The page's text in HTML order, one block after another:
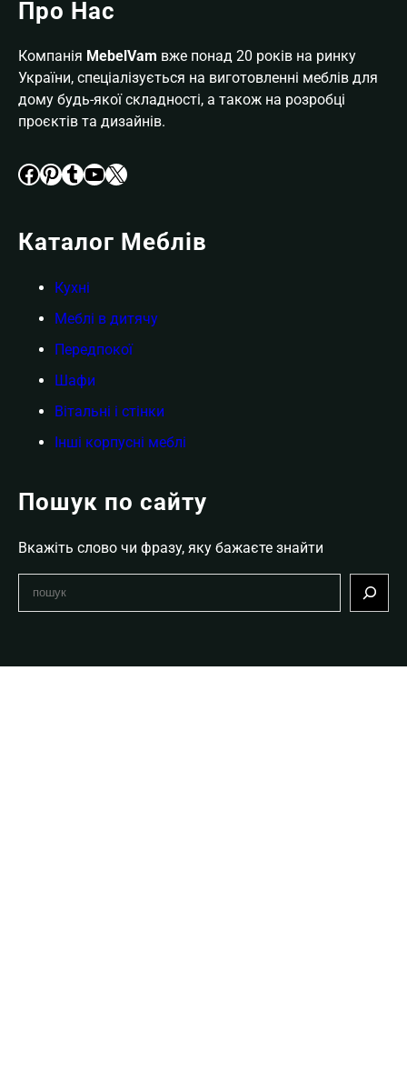
Про Нас
Компанія MebelVam вже понад 20 років на ринку
України, спеціалізується на виготовленні меблів для
дому будь-якої складності, а також на розробці
проєктів та дизайнів.
Facebook Pinterest Tumblr YouTube X
Каталог Меблів
Кухні
Меблі в дитячу
Передпокої
Шафи
Вітальні і стінки
Інші корпусні меблі
Пошук по сайту
Вкажіть слово чи фразу, яку бажаєте знайти
c